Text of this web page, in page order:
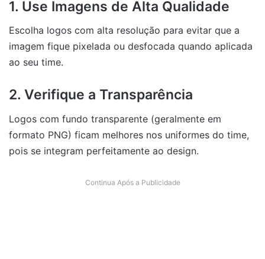
1. Use Imagens de Alta Qualidade
Escolha logos com alta resolução para evitar que a
imagem fique pixelada ou desfocada quando aplicada
ao seu time.
2. Verifique a Transparência
Logos com fundo transparente (geralmente em
formato PNG) ficam melhores nos uniformes do time,
pois se integram perfeitamente ao design.
Continua Após a Publicidade